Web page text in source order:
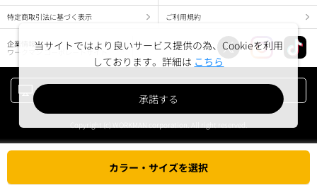
カラー・サイズを選択
特定商取引法に基づく表示 ご利用規約
企業情報
ワークマン コーポレートサイト
当サイトではより良いサービス提供の為、Cookieを利用
しております。詳細は こちら
承諾する